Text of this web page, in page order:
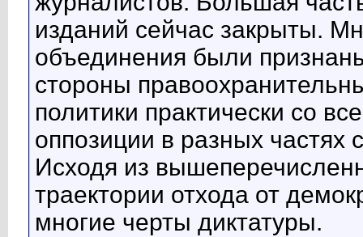
изданий сейчас закрыты.
объединения были
стороны
политики практически со
оппозиции в разных частях
Исходя из
траектории отхода от
многие черты диктатуры.